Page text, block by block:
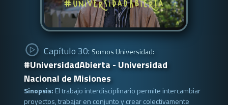
Capítulo 30: Somos Universidad:
#UniversidadAbierta - Universidad
Nacional de Misiones
Sinopsis: El trabajo interdisciplinario permite intercambiar
proyectos, trabajar en conjunto y crear colectivamente